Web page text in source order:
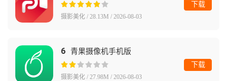
摄影美化 / 28.13M / 2026-08-03
下载
6 青果摄像机手机版
摄影美化 / 27.98M / 2026-08-03
下载